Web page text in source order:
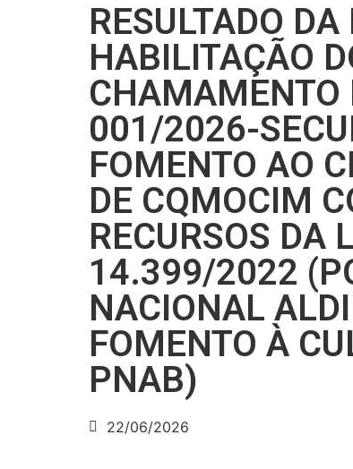
RESULTADO DA
HABILITAÇÃO
CHAMAMENTO
001/2026-
FOMENTO AO
DE CQMOCIM
RECURSOS DA
14.399/2022
NACIONAL
FOMENTO À
PNAB)
22/06/2026